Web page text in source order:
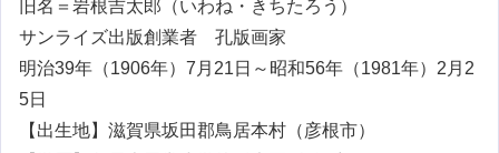
旧名＝岩根吉太郎（いわね・きちたろう）
サンライズ出版創業者 孔版画家
明治39年（1906年）7月21日～昭和56年（1981年）2月2
5日
【出生地】滋賀県坂田郡鳥居本村（彦根市）